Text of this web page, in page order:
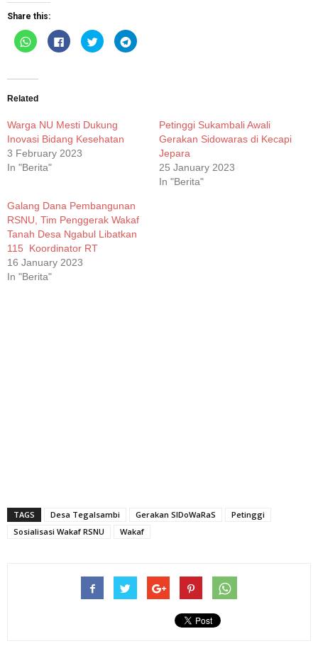
Share this:
Click
to
share
(Opens
new
Click
to
share
Click
to
share
Click
to
Related
Warga NU Mesti Dukung
Inovasi Bidang Kesehatan
3 February 2023
In "Berita"
Petinggi Sukambali Awali
Gerakan Sidowaras di Kecapi
Jepara
25 January 2023
In "Berita"
Galang Dana Pembangunan
RSNU, Tim Penggerak Wakaf
Tanah Desa Ngabul Libatkan
115 Koordinator RT
16 January 2023
In "Berita"
TAGS Desa Tegalsambi Gerakan SIDoWaRaS
Petinggi
Sosialisasi Wakaf RSNU
Wakaf